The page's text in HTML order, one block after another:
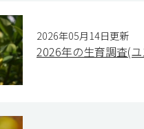
2026年05月14日更新
2026年の生育調査(